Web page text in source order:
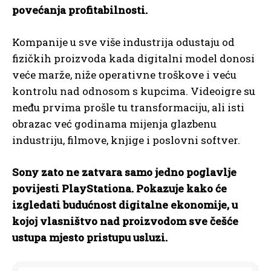
povećanja profitabilnosti.
Kompanije u sve više industrija odustaju od
fizičkih proizvoda kada digitalni model donosi
veće marže, niže operativne troškove i veću
kontrolu nad odnosom s kupcima. Videoigre su
među prvima prošle tu transformaciju, ali isti
obrazac već godinama mijenja glazbenu
industriju, filmove, knjige i poslovni softver.
Sony zato ne zatvara samo jedno poglavlje
povijesti PlayStationa. Pokazuje kako će
izgledati budućnost digitalne ekonomije, u
kojoj vlasništvo nad proizvodom sve češće
ustupa mjesto pristupu usluzi.